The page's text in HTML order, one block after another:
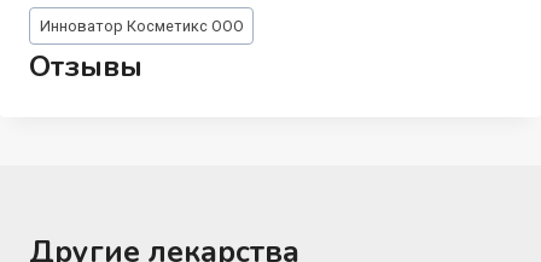
Метки
записи:
Инноватор Косметикс ООО
Отзывы
Другие лекарства